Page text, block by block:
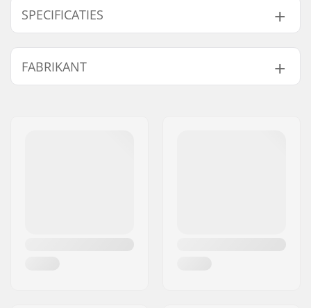
Remblok Skeelers:
SPECIFICATIES
As:
Inclusief
Brake mounting bolt:
FABRIKANT